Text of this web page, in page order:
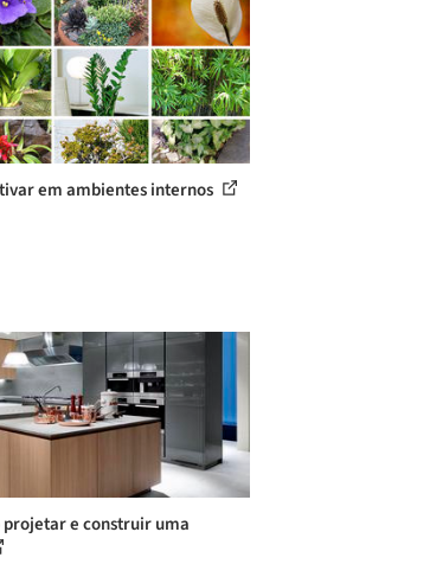
em ambientes internos
projetar e construir uma